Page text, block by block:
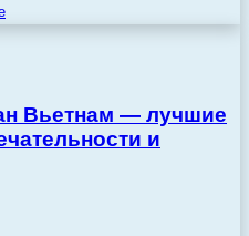
Вьетнам — лучшие
и